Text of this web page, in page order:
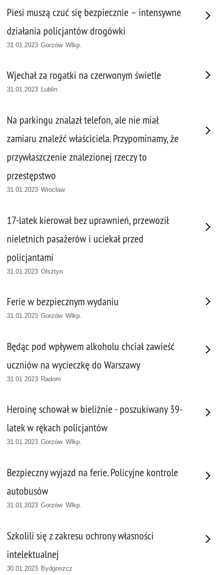
Piesi muszą czuć się bezpiecznie – intensywne
działania policjantów drogówki
31.01.2023 Gorzów Wlkp.
Wjechał za rogatki na czerwonym świetle
31.01.2023 Lublin
Na parkingu znalazł telefon, ale nie miał
zamiaru znaleźć właściciela. Przypominamy, że
przywłaszczenie znalezionej rzeczy to
przestępstwo
31.01.2023 Wrocław
17-latek kierował bez uprawnień, przewoził
nieletnich pasażerów i uciekał przed
policjantami
31.01.2023 Olsztyn
Ferie w bezpiecznym wydaniu
31.01.2023 Gorzów Wlkp.
Będąc pod wpływem alkoholu chciał zawieść
uczniów na wycieczkę do Warszawy
31.01.2023 Radom
Heroinę schował w bieliźnie - poszukiwany 39-
latek w rękach policjantów
31.01.2023 Gorzów Wlkp.
Bezpieczny wyjazd na ferie. Policyjne kontrole
autobusów
31.01.2023 Gorzów Wlkp.
Szkolili się z zakresu ochrony własności
intelektualnej
30.01.2023 Bydgoszcz